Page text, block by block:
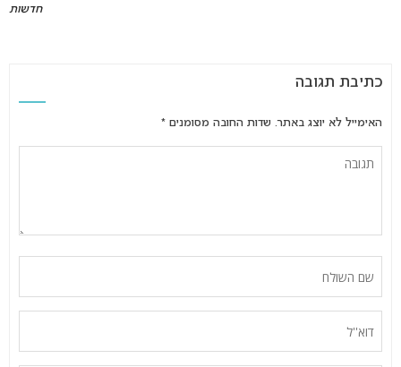
חדשות
כתיבת תגובה
האימייל לא יוצג באתר. שדות החובה מסומנים *